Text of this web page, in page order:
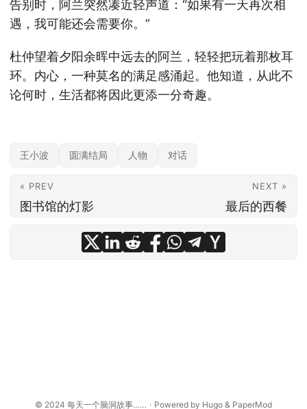
告别时，阿兰突然凑近轻声道：“如果有一天再次相
遇，我可能还会需要你。”
杜仲望着夕阳余晖中远去的阿兰，轻轻把玩着那枚耳
环。内心，一种莫名的满足感涌起。他知道，从此不
论何时，生活都将因此更添一分奇趣。
王小波 圆满结局 人物 对话
« PREV
图书馆的灯影
NEXT »
最后的西餐
© 2024 每天一个脑洞故事…… · Powered by Hugo & PaperMod